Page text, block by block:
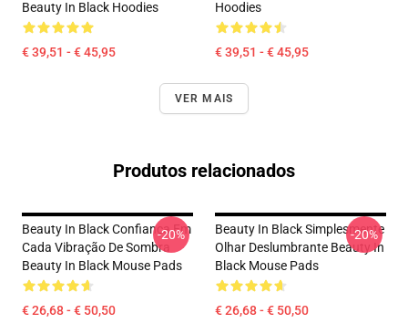
Beauty In Black Hoodies
€ 39,51 - € 45,95
Hoodies
€ 39,51 - € 45,95
VER MAIS
Produtos relacionados
Beauty In Black Confiança Em
Cada Vibração De Sombra
Beauty In Black Mouse Pads
€ 26,68 - € 50,50
-20%
Beauty In Black Simplesmente
Olhar Deslumbrante Beauty In
Black Mouse Pads
€ 26,68 - € 50,50
-20%